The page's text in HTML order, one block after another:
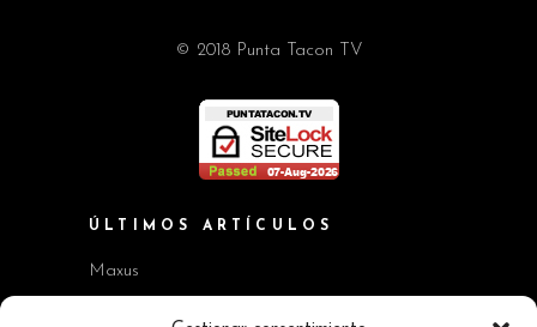
© 2018 Punta Tacon TV
ÚLTIMOS ARTÍCULOS
Maxus
Workshop BMW Neue Klasse